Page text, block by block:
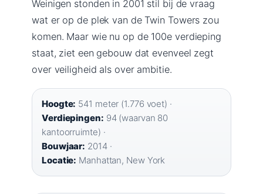
Weinigen stonden in 2001 stil bij de vraag
wat er op de plek van de Twin Towers zou
komen. Maar wie nu op de 100e verdieping
staat, ziet een gebouw dat evenveel zegt
over veiligheid als over ambitie.
Hoogte: 541 meter (1.776 voet) ·
Verdiepingen: 94 (waarvan 80
kantoorruimte) ·
Bouwjaar: 2014 ·
Locatie: Manhattan, New York